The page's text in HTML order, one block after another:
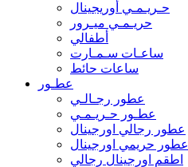
حـريـمـي أوريجينال
حريـمـي ميـرور
أطفالي
ساعـات سـمـارت
ساعات حائط
عطـور
عطور رجـالـي
عطـور حـريـمـي
عطور رجالي اورجينال
عطور حريمي اورجينال
اطقم اورجينال رجالي